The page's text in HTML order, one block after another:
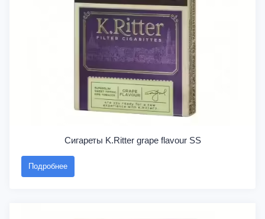
Сигареты K.Ritter grape flavour SS
Подробнее